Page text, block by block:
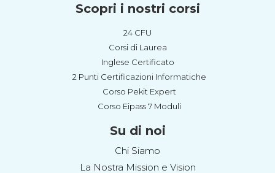
Scopri i nostri corsi
24 CFU
Corsi di Laurea
Inglese Certificato
2 Punti Certificazioni Informatiche
Corso Pekit Expert
Corso Eipass 7 Moduli
Su di noi
Chi Siamo
La Nostra Mission e Vision